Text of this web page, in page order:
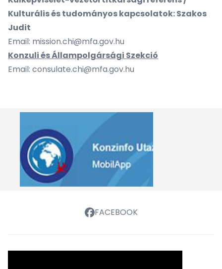
Kulturális és tudományos kapcsolatok: Szakos
Judit
Email: mission.chi@mfa.gov.hu
Konzuli és Állampolgársági Szekció
Email: consulate.chi@mfa.gov.hu
FACEBOOK